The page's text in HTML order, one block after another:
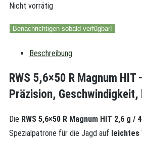
Nicht vorrätig
Benachrichtigen sobald verfügbar!
Beschreibung
RWS 5,6×50 R Magnum
Präzision,
Die RWS 5,6×50 R Magnum HIT 2,6 g /
Spezialpatrone für die Jagd auf leichtes